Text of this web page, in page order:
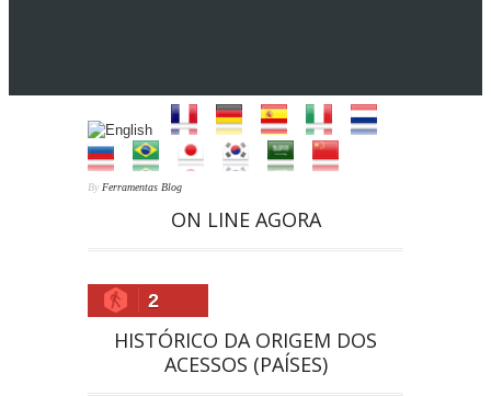
By Ferramentas Blog
ON LINE AGORA
2
HISTÓRICO DA ORIGEM DOS
ACESSOS (PAÍSES)